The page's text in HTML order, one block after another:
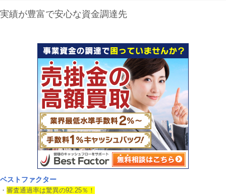
実績が豊富で安心な資金調達先
ベストファクター
・ 審査通過率は驚異の92.25％！